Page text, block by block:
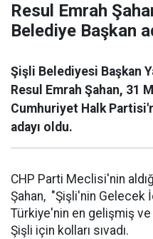
Resul Emrah
Belediye Başkan
Şişli Belediyesi Başkan
Resul Emrah Şahan, 31
Cumhuriyet Halk
adayı oldu.
CHP Parti Meclisi'nin
Şahan, "Şişli'nin Gelecek
Türkiye'nin en gelişmiş
Şişli için kolları sıvadı.